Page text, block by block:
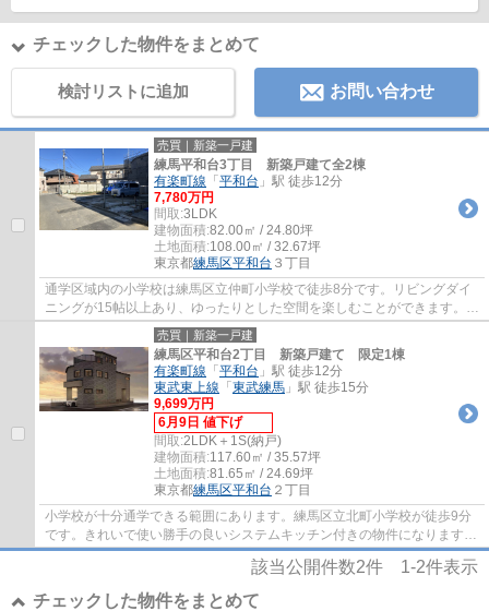
チェックした物件をまとめて
検討リストに追加 お問い合わせ
売買｜新築一戸建
練馬平和台3丁目 新築戸建て全2棟
有楽町線 「 平和台 」駅 徒歩12分
7,780万円
間取:3LDK
建物面積:82.00㎡ / 24.80坪
土地面積:108.00㎡ / 32.67坪
東京都練馬区平和台 ３丁目
通学区域内の小学校は練馬区立仲町小学校で徒歩8分です。リビングダイ
ニングが15帖以上あり、ゆったりとした空間を楽しむことができます。夢
のマイホームは思い切って新築の戸建てはい...
売買｜新築一戸建
練馬区平和台2丁目 新築戸建て 限定1棟
有楽町線 「 平和台 」駅 徒歩12分
東武東上線 「 東武練馬 」駅 徒歩15分
9,699万円
6月9日 値下げ
間取:2LDK＋1S(納戸)
建物面積:117.60㎡ / 35.57坪
土地面積:81.65㎡ / 24.69坪
東京都練馬区平和台 ２丁目
小学校が十分通学できる範囲にあります。練馬区立北町小学校が徒歩9分
です。きれいで使い勝手の良いシステムキッチン付きの物件になります。
楽しい生活がおくれる2SLDKの、心地よい物...
該当公開件数2件 1-2件表示
チェックした物件をまとめて